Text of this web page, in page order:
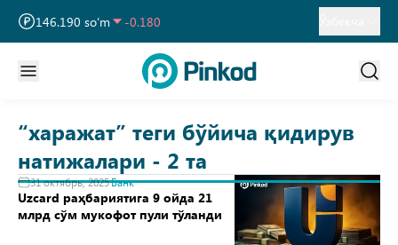
146.190 so‘m
-0.180
11 915.640 so‘m
28.920
“харажат” теги бўйича қидирув
натижалари - 2 та
31 октябрь, 2025Банк
Uzcard раҳбариятига 9 ойда 21
млрд сўм мукофот пули тўланди